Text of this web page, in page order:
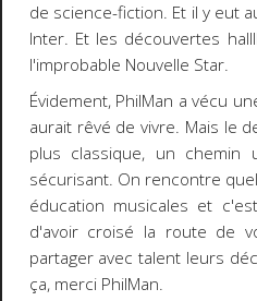
de science-fiction. Et il y eut
Inter. Et les découvertes
l'improbable Nouvelle Star.
Évidement, PhilMan a vécu
aurait rêvé de vivre. Mais le
plus classique, un
sécurisant. On rencontre
éducation musicales et
d'avoir croisé la route de
partager avec talent leurs
ça, merci PhilMan.